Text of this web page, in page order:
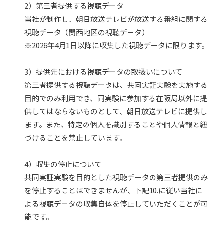
2）第三者提供する視聴データ
当社が制作し、朝日放送テレビが放送する番組に関する
視聴データ（関西地区の視聴データ）
※2026年4月1日以降に収集した視聴データに限ります。
3）提供先における視聴データの取扱いについて
第三者提供する視聴データは、共同実証実験を実施する
目的でのみ利用でき、同実験に参加する在阪局以外に提
供してはならないものとして、朝日放送テレビに提供し
ます。また、特定の個人を識別することや個人情報と紐
づけることを禁止しています。
4）収集の停止について
共同実証実験を目的とした視聴データの第三者提供のみ
を停止することはできませんが、下記10.に従い当社に
よる視聴データの収集自体を停止していただくことが可
能です。